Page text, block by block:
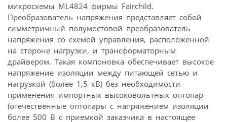
микросхемы ML4824 фирмы Fairchild.
Преобразователь напряжения представляет собой
симметричный полумостовой преобразователь
напряжения со схемой управления, расположенной
на стороне нагрузки, и трансформаторным
драйвером. Такая компоновка обеспечивает высокое
напряжение изоляции между питающей сетью и
нагрузкой (более 1,5 кВ) без необходимости
применения импортных высоковольтных оптопар
(отечественные оптопары с напряжением изоляции
более 500 В с приемкой заказчика в настоящее